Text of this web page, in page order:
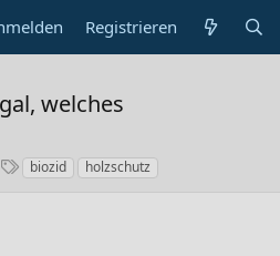
Registrieren
welches
Sbiozid holzschutz